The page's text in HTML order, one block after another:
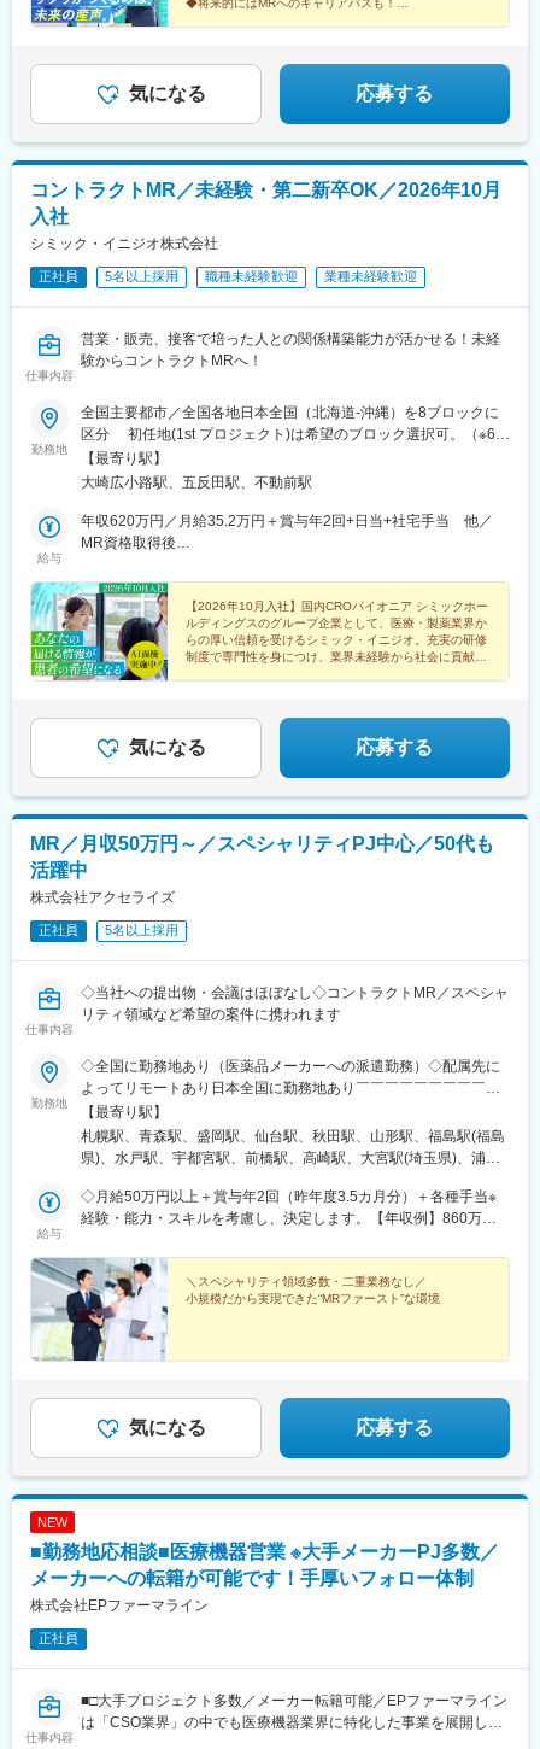
◆将来的にはMRへのキャリアパスも！
気になる 応募する
コントラクトMR／未経験・第二新卒OK／2026年10月
入社
シミック・イニジオ株式会社
正社員 5名以上採用 職種未経験歓迎 業種未経験歓迎
仕事内容
営業・販売、接客で培った人との関係構築能力が活かせる！未経
験からコントラクトMRへ！
勤務地
全国主要都市／全国各地日本全国（北海道-沖縄）を8ブロックに
区分 初任地(1st プロジェクト)は希望のブロック選択可。（※6都
道府県以上、ブロック内での転居は必須） ※2ブロック以上の広
域内転勤可能な場合は入社一時金支給2ndプロジェクト以降は4ブ
西五反田7丁目7-7 SGスクエア【本社へのアクセス】 ・JR 山手線
「五反田駅」/都営地下鉄 浅草線「五反田駅」 徒歩6分・東急電
徒歩10分
【最寄り駅】
大崎広小路駅、五反田駅、不動前駅
給与
年収620万円／月給35.2万円＋賞与年2回+日当+社宅手当 他／
MR資格取得後
MR経験5年目
【2026年10月入社】国内CROパイオニア シミックホー
ルディングスのグループ企業として、医療・製薬業界か
らの厚い信頼を受けるシミック・イニジオ。充実の研修
制度で専門性を身につけ、業界未経験から社会に貢献す
気になる 応募する
MR／月収50万円～／スペシャリティPJ中心／50代も
活躍中
株式会社アクセライズ
正社員 5名以上採用
仕事内容
◇当社への提出物・会議はほぼなし◇コントラクトMR／スペシャ
リティ領域など希望の案件に携われます
勤務地
◇全国に勤務地あり（医薬品メーカーへの派遣勤務）◇配属先に
よってリモートあり日本全国に勤務地あり￣￣￣￣￣￣￣￣￣￣
北海道から沖縄県まで…日本全国に勤務地があります。配属先に
ついては希望を最大限に考慮して決定！U・Iターン就職も大歓迎
です。
【最寄り駅】
札幌駅、青森駅、盛岡駅、仙台駅、秋田駅、山形駅、福島駅(福島
県)、水戸駅、宇都宮駅、前橋駅、高崎駅、大宮駅(埼玉県)、浦和
都)、横浜駅、京急川崎駅、新潟駅、富山駅、金沢駅、福井駅、甲
府駅、長野駅、岐阜駅、静岡駅、名古屋駅、津駅、大津駅、京都
駅、岡山駅、広島駅、山口駅(山口県)、徳島駅、高松駅(香川県)、
松山駅(愛媛県)、高知駅、博多駅、佐賀駅、長崎駅(長崎県)、熊本
駅、大分駅、宮崎駅、鹿児島中央駅前駅、さっぽろ駅、仙台駅(地
下鉄)、曽根田駅、宇都宮駅東口駅、中央前橋駅、京成千葉駅、船
橋駅、新宿駅(東京メトロ)、二重橋前駅、三越前駅、新高島駅、川
古屋駅、上栄町駅、西梅田駅、ハーバーランド駅、田中口駅、岡
山駅前駅、高松築港駅、ＪＲ松山駅前駅、高知駅前駅、祇園駅(福
岡県)、長崎駅前駅、熊本駅前駅、高見橋駅、北１２条駅、あおば
通駅、東宿郷駅、栄町駅(千葉県)、京成船橋駅、新宿駅、大手町駅
(東京都)、茅場町駅、高島町駅、電鉄富山駅、福井城址大名町駅、
鹿児島中央駅
給与
◇月給50万円以上＋賞与年2回（昨年度3.5カ月分）＋各種手当※
経験・能力・スキルを考慮し、決定します。【年収例】860万円
700万円／30歳（月給51万円+賞与）
＼スペシャリティ領域多数・二重業務なし／
小規模だから実現できた“MRファースト”な環境
気になる 応募する
NEW
■勤務地応相談■医療機器営業 ※大手メーカーPJ多数／
メーカーへの転籍が可能です！手厚いフォロー体制
株式会社EPファーマライン
正社員
仕事内容
■□大手プロジェクト多数／メーカー転籍可能／EPファーマライン
は「CSO業界」の中でも医療機器業界に特化した事業を展開して